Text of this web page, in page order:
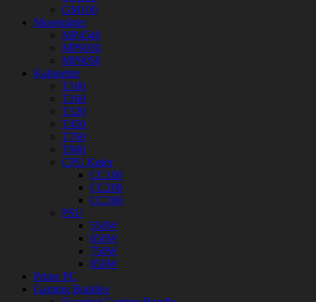
GM100
Musemåtter
MP4540
MP9030
MP9050
Kabinetter
T100
T160
T320
T450
T760
T900
CPU Køler
CC100
CC200
CC300
PSU
550W
650W
750W
850W
Prime PC
Gaming Bundles